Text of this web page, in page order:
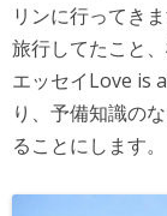
リンに行ってき
旅行してたこと
エッセイLove is
り、予備知識のな
ることにします。